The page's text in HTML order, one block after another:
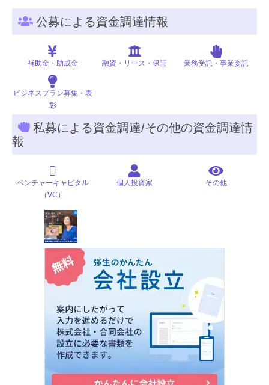
公募による資金調達情報
補助金・助成金 融資・リース・保証 業務受託・事業委託
ビジネスプラン募集・表
彰
私募による資金調達/その他の資金調達情
報
ベンチャーキャピタル
（VC）
個人投資家 その他